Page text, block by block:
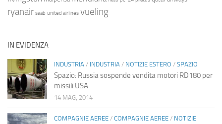
ryanair saab united airlines vueling
IN EVIDENZA
INDUSTRIA / INDUSTRIA / NOTIZIE ESTERO / SPAZIO
Spazio: Russia sospende vendita motori RD180 per
missili USA
14 MAG, 2014
COMPAGNIE AEREE / COMPAGNIE AEREE / NOTIZIE